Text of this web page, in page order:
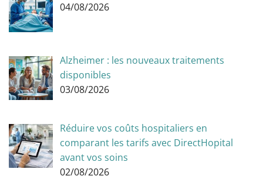
04/08/2026
Alzheimer : les nouveaux traitements
disponibles
03/08/2026
Réduire vos coûts hospitaliers en
comparant les tarifs avec DirectHopital
avant vos soins
02/08/2026